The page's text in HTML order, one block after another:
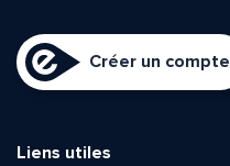
Créer un compte
Liens utiles